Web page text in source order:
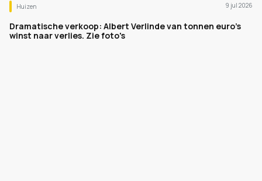
Huizen 9 jul 2026
Dramatische verkoop: Albert Verlinde van tonnen euro's
winst naar verlies. Zie foto's